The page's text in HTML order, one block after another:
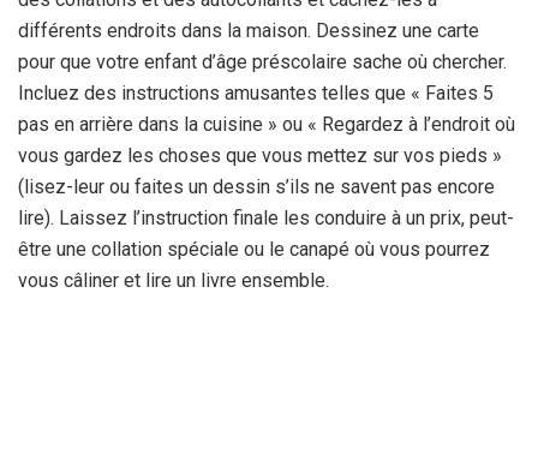
différents endroits dans la maison. Dessinez une carte
pour que votre enfant d’âge préscolaire sache où chercher.
Incluez des instructions amusantes telles que « Faites 5
pas en arrière dans la cuisine » ou « Regardez à l’endroit où
vous gardez les choses que vous mettez sur vos pieds »
(lisez-leur ou faites un dessin s’ils ne savent pas encore
lire). Laissez l’instruction finale les conduire à un prix, peut-
être une collation spéciale ou le canapé où vous pourrez
vous câliner et lire un livre ensemble.